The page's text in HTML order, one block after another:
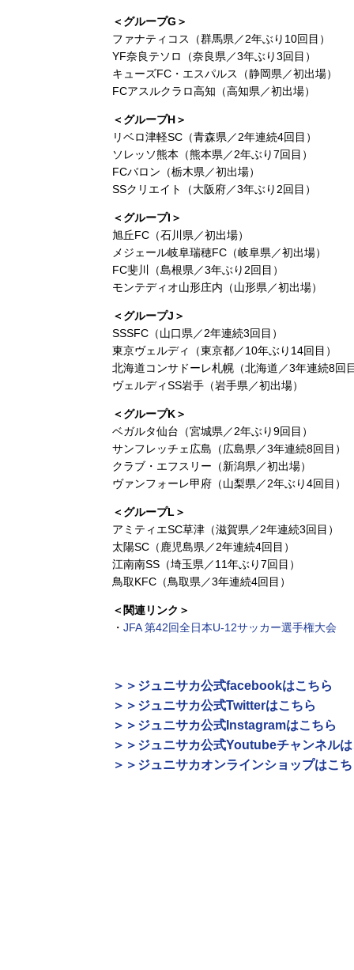
＜グループG＞
ファナティコス（群馬県／2年ぶり10回目）
YF奈良テソロ（奈良県／3年ぶり3回目）
キューズFC・エスパルス（静岡県／初出場）
FCアスルクラロ高知（高知県／初出場）
＜グループH＞
リベロ津軽SC（青森県／2年連続4回目）
ソレッソ熊本（熊本県／2年ぶり7回目）
FCバロン（栃木県／初出場）
SSクリエイト（大阪府／3年ぶり2回目）
＜グループI＞
旭丘FC（石川県／初出場）
メジェール岐阜瑞穂FC（岐阜県／初出場）
FC斐川（島根県／3年ぶり2回目）
モンテディオ山形庄内（山形県／初出場）
＜グループJ＞
SSSFC（山口県／2年連続3回目）
東京ヴェルディ（東京都／10年ぶり14回目）
北海道コンサドーレ札幌（北海道／3年連続8回
ヴェルディSS岩手（岩手県／初出場）
＜グループK＞
ベガルタ仙台（宮城県／2年ぶり9回目）
サンフレッチェ広島（広島県／3年連続8回目）
クラブ・エフスリー（新潟県／初出場）
ヴァンフォーレ甲府（山梨県／2年ぶり4回目）
＜グループL＞
アミティエSC草津（滋賀県／2年連続3回目）
太陽SC（鹿児島県／2年連続4回目）
江南南SS（埼玉県／11年ぶり7回目）
鳥取KFC（鳥取県／3年連続4回目）
＜関連リンク＞
・ JFA 第42回全日本U-12サッカー選手権大会
＞＞ジュニサカ公式facebookはこちら
＞＞ジュニサカ公式Twitterはこちら
＞＞ジュニサカ公式Instagramはこちら
＞＞ジュニサカ公式Youtubeチャンネル
＞＞ジュニサカオンラインショップはこ